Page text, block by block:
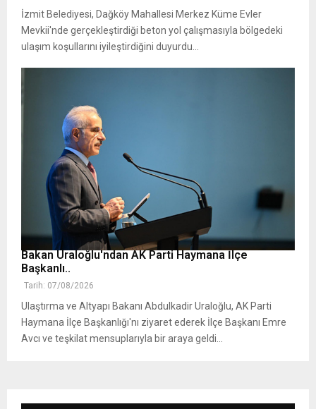
İzmit Belediyesi, Dağköy Mahallesi Merkez Küme Evler
Mevkii'nde gerçekleştirdiği beton yol çalışmasıyla bölgedeki
ulaşım koşullarını iyileştirdiğini duyurdu...
Bakan Uraloğlu'ndan AK Parti Haymana İlçe
Başkanlı..
Tarih: 07/08/2026
Ulaştırma ve Altyapı Bakanı Abdulkadir Uraloğlu, AK Parti
Haymana İlçe Başkanlığı'nı ziyaret ederek İlçe Başkanı Emre
Avcı ve teşkilat mensuplarıyla bir araya geldi...